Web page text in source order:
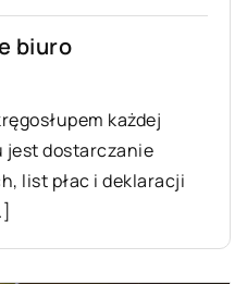
biuro
każdej
jest dostarczanie
list płac i deklaracji